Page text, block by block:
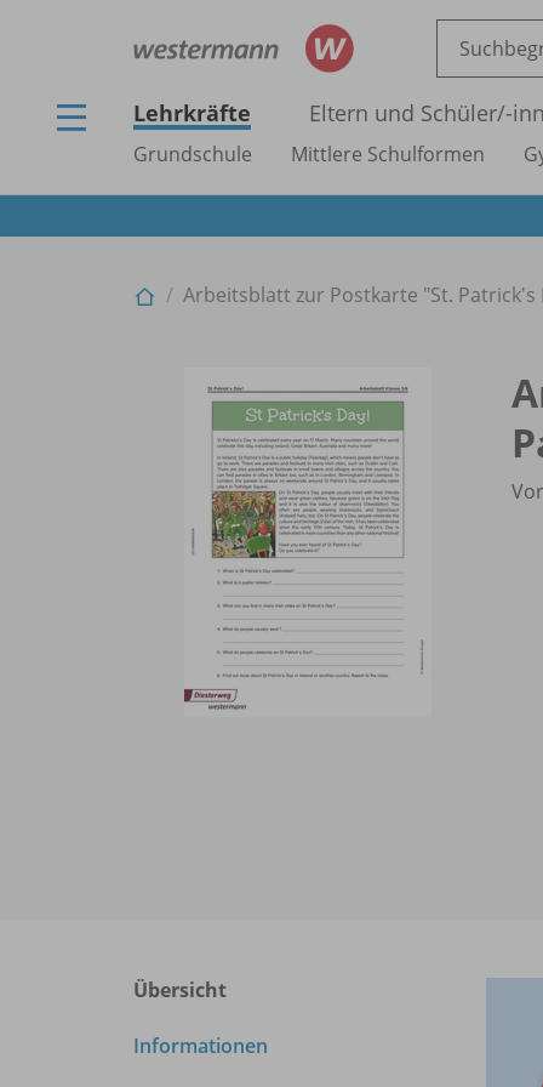
Lehrkräfte Eltern und Schüler/-
Grundschule Mittlere Schulformen
Arbeitsblatt zur Postkarte "St. Patrick's
Übersicht
Informationen